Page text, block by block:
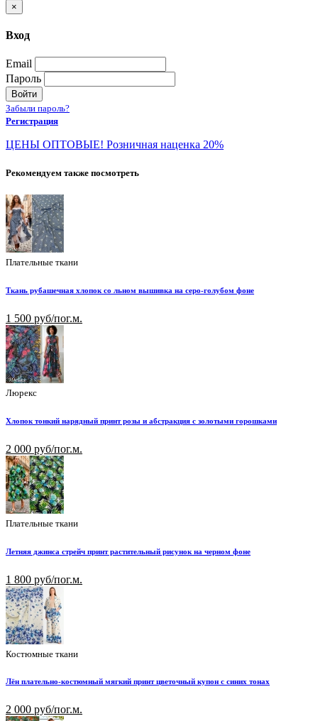
×
Вход
Email
Пароль
Войти
Забыли пароль?
Регистрация
ЦЕНЫ ОПТОВЫЕ! Розничная наценка 20%
Рекомендуем также посмотреть
Плательные ткани
Ткань рубашечная хлопок со льном вышивка на серо-голубом фоне
1 500 руб/пог.м.
Люрекс
Хлопок тонкий нарядный принт розы и абстракция с золотыми горошками
2 000 руб/пог.м.
Плательные ткани
Летняя джинса стрейч принт растительный рисунок на черном фоне
1 800 руб/пог.м.
Костюмные ткани
Лён плательно-костюмный мягкий принт цветочный купон с синих тонах
2 000 руб/пог.м.